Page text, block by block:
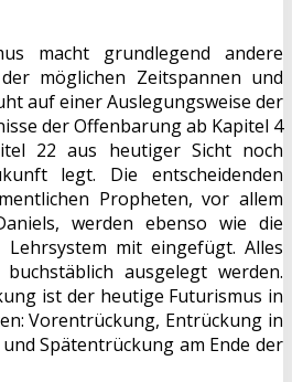
macht grundlegend andere
möglichen Zeitspannen und
auf einer Auslegungsweise der
der Offenbarung ab Kapitel 4
22 aus heutiger Sicht noch
legt. Die entscheidenden
Propheten, vor allem
werden ebenso wie die
mit eingefügt. Alles
ausgelegt werden.
ist der heutige Futurismus in
Vorentrückung, Entrückung in
Spätentrückung am Ende der